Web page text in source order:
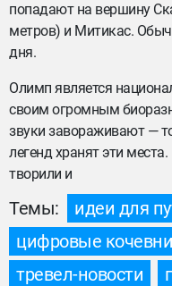
попадают на вершину
метров) и Митикас.
дня.
Олимп является
своим огромным
звуки завораживают —
легенд хранят эти
творили и
Темы:
идеи для
цифровые
тревел-новости